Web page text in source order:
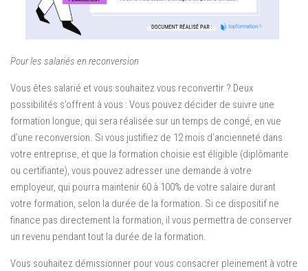
Pour les salariés en reconversion
Vous êtes salarié et vous souhaitez vous reconvertir ? Deux
possibilités s’offrent à vous : Vous pouvez décider de suivre une
formation longue, qui sera réalisée sur un temps de congé, en vue
d’une reconversion. Si vous justifiez de 12 mois d’ancienneté dans
votre entreprise, et que la formation choisie est éligible (diplômante
ou certifiante), vous pouvez adresser une demande à votre
employeur, qui pourra maintenir 60 à 100% de votre salaire durant
votre formation, selon la durée de la formation. Si ce dispositif ne
finance pas directement la formation, il vous permettra de conserver
un revenu pendant tout la durée de la formation.
Vous souhaitez démissionner pour vous consacrer pleinement à votre